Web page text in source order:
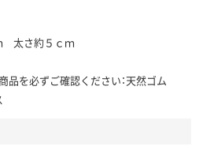
太さ約５ｃｍ
を必ずご確認ください：天然ゴム